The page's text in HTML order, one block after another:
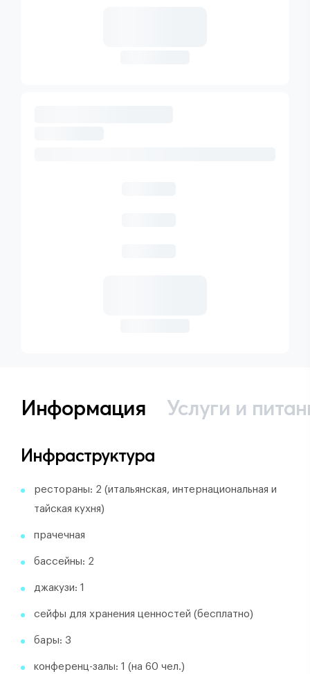
Информация Услуги и
Инфраструктура
рестораны: 2 (итальянская, интернациональная и
тайская кухня)
прачечная
бассейны: 2
джакузи: 1
сейфы для хранения ценностей (бесплатно)
бары: 3
конференц-залы: 1 (на 60 чел.)